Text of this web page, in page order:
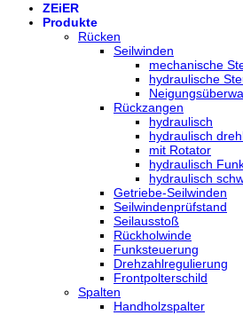
ZEiER
Produkte
Rücken
Seilwinden
mechanische
hydraulische
Rückzangen
hydraulisch
hydraulisch
mit Rotator
hydraulisch
hydraulisch
Getriebe-Seilwinden
Seilwindenprüfstand
Seilausstoß
Rückholwinde
Funksteuerung
Drehzahlregulierung
Frontpolterschild
Spalten
Handholzspalter